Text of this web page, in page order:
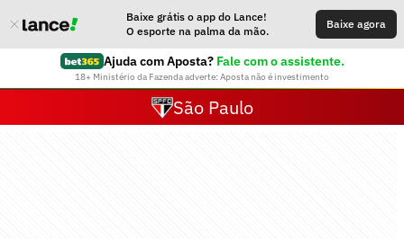
Baixe grátis o app do Lance!
O esporte na palma da mão.
Baixe agora
Ajuda com Aposta? Fale com o assistente.
18+ Ministério da Fazenda adverte: Aposta não é investimento
São Paulo